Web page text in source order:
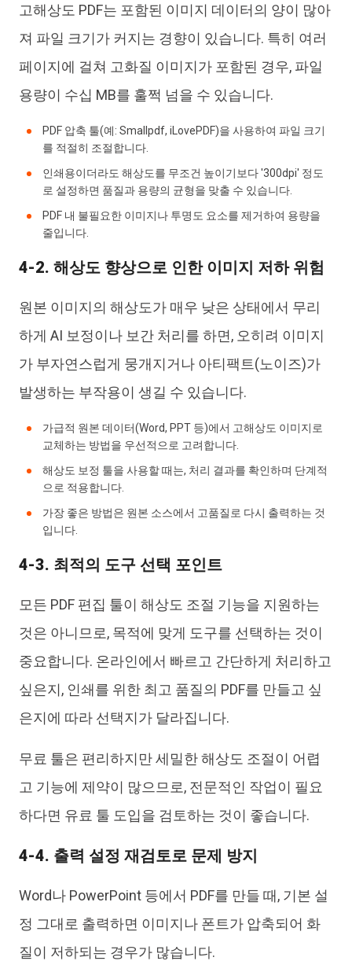
고해상도 PDF는 포함된 이미지 데이터의 양이 많아
져 파일 크기가 커지는 경향이 있습니다. 특히 여러
페이지에 걸쳐 고화질 이미지가 포함된 경우, 파일
용량이 수십 MB를 훌쩍 넘을 수 있습니다.
PDF 압축 툴(예: Smallpdf, iLovePDF)을 사용하여 파일 크기
를 적절히 조절합니다.
인쇄용이더라도 해상도를 무조건 높이기보다 '300dpi' 정도
로 설정하면 품질과 용량의 균형을 맞출 수 있습니다.
PDF 내 불필요한 이미지나 투명도 요소를 제거하여 용량을
줄입니다.
4-2. 해상도 향상으로 인한 이미지 저하 위험
원본 이미지의 해상도가 매우 낮은 상태에서 무리
하게 AI 보정이나 보간 처리를 하면, 오히려 이미지
가 부자연스럽게 뭉개지거나 아티팩트(노이즈)가
발생하는 부작용이 생길 수 있습니다.
가급적 원본 데이터(Word, PPT 등)에서 고해상도 이미지로
교체하는 방법을 우선적으로 고려합니다.
해상도 보정 툴을 사용할 때는, 처리 결과를 확인하며 단계적
으로 적용합니다.
가장 좋은 방법은 원본 소스에서 고품질로 다시 출력하는 것
입니다.
4-3. 최적의 도구 선택 포인트
모든 PDF 편집 툴이 해상도 조절 기능을 지원하는
것은 아니므로, 목적에 맞게 도구를 선택하는 것이
중요합니다. 온라인에서 빠르고 간단하게 처리하고
싶은지, 인쇄를 위한 최고 품질의 PDF를 만들고 싶
은지에 따라 선택지가 달라집니다.
무료 툴은 편리하지만 세밀한 해상도 조절이 어렵
고 기능에 제약이 많으므로, 전문적인 작업이 필요
하다면 유료 툴 도입을 검토하는 것이 좋습니다.
4-4. 출력 설정 재검토로 문제 방지
Word나 PowerPoint 등에서 PDF를 만들 때, 기본 설
정 그대로 출력하면 이미지나 폰트가 압축되어 화
질이 저하되는 경우가 많습니다.